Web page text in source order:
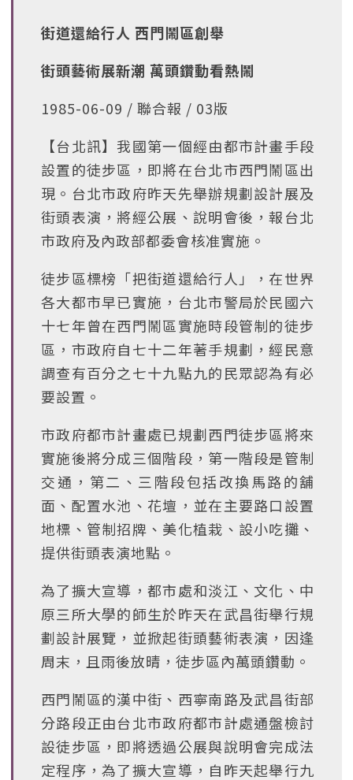
街道還給行人 西門鬧區創舉
街頭藝術展新潮 萬頭鑽動看熱鬧
1985-06-09 / 聯合報 / 03版
【台北訊】我國第一個經由都市計畫手段
設置的徒步區，即將在台北市西門鬧區出
現。台北市政府昨天先舉辦規劃設計展及
街頭表演，將經公展、說明會後，報台北
市政府及內政部都委會核准實施。
徒步區標榜「把街道還給行人」，在世界
各大都市早已實施，台北市警局於民國六
十七年曾在西門鬧區實施時段管制的徒步
區，市政府自七十二年著手規劃，經民意
調查有百分之七十九點九的民眾認為有必
要設置。
市政府都市計畫處已規劃西門徒步區將來
實施後將分成三個階段，第一階段是管制
交通，第二、三階段包括改換馬路的舖
面、配置水池、花壇，並在主要路口設置
地標、管制招牌、美化植栽、設小吃攤、
提供街頭表演地點。
為了擴大宣導，都市處和淡江、文化、中
原三所大學的師生於昨天在武昌街舉行規
劃設計展覽，並掀起街頭藝術表演，因逢
周末，且雨後放晴，徒步區內萬頭鑽動。
西門鬧區的漢中街、西寧南路及武昌街部
分路段正由台北市政府都市計處通盤檢討
設徒步區，即將透過公展與說明會完成法
定程序，為了擴大宣導，自昨天起舉行九